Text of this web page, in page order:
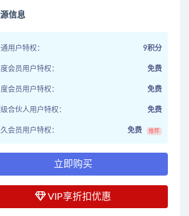
信息
用户特权： 9积分
会员用户特权： 免费
会员用户特权： 免费
合伙人用户特权： 免费
会员用户特权： 免费 推荐
立即购买
VIP享折扣优惠